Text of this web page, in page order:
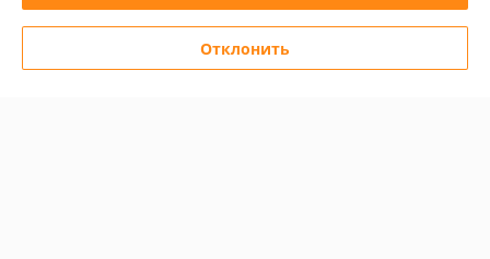
Политика обработки cookies
Отклонить